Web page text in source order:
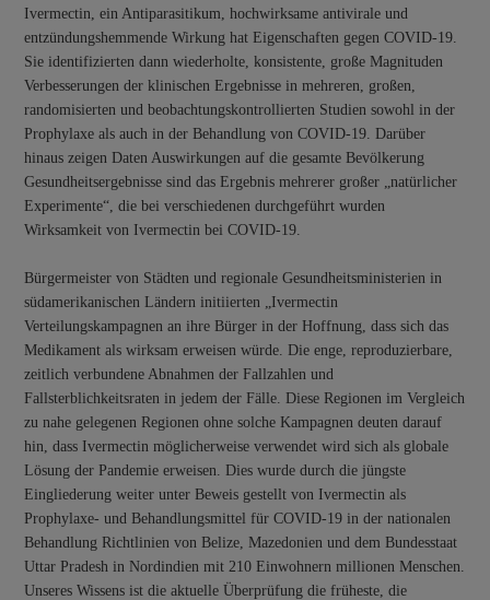
Ivermectin, ein Antiparasitikum, hochwirksame antivirale und
entzündungshemmende Wirkung hat Eigenschaften gegen COVID-19.
Sie identifizierten dann wiederholte, konsistente, große Magnituden
Verbesserungen der klinischen Ergebnisse in mehreren, großen,
randomisierten und beobachtungskontrollierten Studien sowohl in der
Prophylaxe als auch in der Behandlung von COVID-19. Darüber
hinaus zeigen Daten Auswirkungen auf die gesamte Bevölkerung
Gesundheitsergebnisse sind das Ergebnis mehrerer großer „natürlicher
Experimente“, die bei verschiedenen durchgeführt wurden
Wirksamkeit von Ivermectin bei COVID-19.
Bürgermeister von Städten und regionale Gesundheitsministerien in
südamerikanischen Ländern initiierten „Ivermectin
Verteilungskampagnen an ihre Bürger in der Hoffnung, dass sich das
Medikament als wirksam erweisen würde. Die enge, reproduzierbare,
zeitlich verbundene Abnahmen der Fallzahlen und
Fallsterblichkeitsraten in jedem der Fälle. Diese Regionen im Vergleich
zu nahe gelegenen Regionen ohne solche Kampagnen deuten darauf
hin, dass Ivermectin möglicherweise verwendet wird sich als globale
Lösung der Pandemie erweisen. Dies wurde durch die jüngste
Eingliederung weiter unter Beweis gestellt von Ivermectin als
Prophylaxe- und Behandlungsmittel für COVID-19 in der nationalen
Behandlung Richtlinien von Belize, Mazedonien und dem Bundesstaat
Uttar Pradesh in Nordindien mit 210 Einwohnern millionen Menschen.
Unseres Wissens ist die aktuelle Überprüfung die früheste, die